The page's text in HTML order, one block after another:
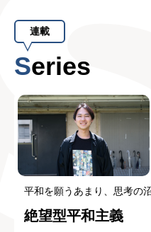
連載
Series
平和を願うあまり、思考の
絶望型平和主義